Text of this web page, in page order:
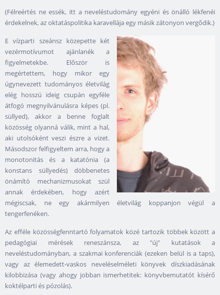
(Félreértés ne essék, itt a neveléstudomány egyéni és önálló lékfenéi
érdekelnek, az oktatáspolitika karavellája egy másik zátonyon vergődik.)
E vízparti szeánsz közepette két
vezérmotívumot ajánlanék a
figyelmetekbe. Először is
megértettem, hogy mikor egy
úgynevezett tudományos életvilág
elég hosszú ideig csupán egyféle
átfogó megnyilvánulásra képes (pl.
süllyed), akkor a benne foglalt
közösség olyanná válik, mint a hal,
aki utolsóként veszi észre a vizet.
Másodszor felfigyeltem arra, hogy a
monotonitás és a katatónia (a
konstans süllyedés) döbbenetes
önámító mechanizmusokat szül
annak érdekében, hogy azért
mégiscsak, ne egy akármilyen életvilág koppanjon végül a
tengerfenéken.
Az efféle közösségfenntartó folyamatok közé tartozik többek között a
pedagógiai mérések reneszánsza, az "új" kutatások a
neveléstudományban, a szakmai konferenciák (ezeken belül is a taps),
vagy az élemedett-vaskos neveléselméleti könyvek díszkiadásának
kilobbizása (vagy ahogy jobban ismerhetitek: könyvbemutatót kísérő
koktélparti és pózolás).